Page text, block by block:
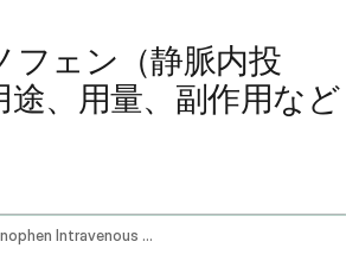
フェン（静脈内投
途、用量、副作用など
Acetaminophen Intravenous Route